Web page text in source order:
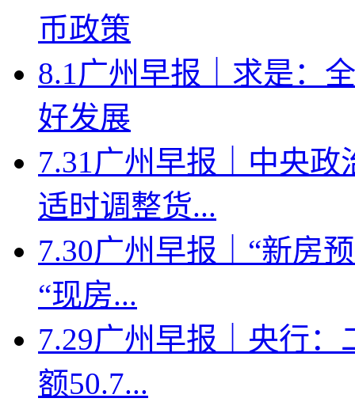
币政策
8.1广州早报｜求是：
好发展
7.31广州早报｜中央
适时调整货...
7.30广州早报｜“新房
“现房...
7.29广州早报｜央行
额50.7...